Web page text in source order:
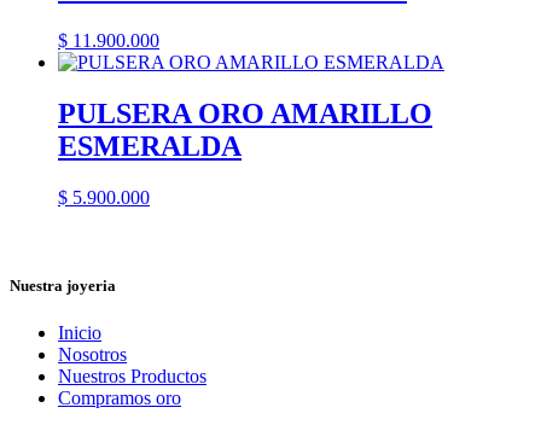
$ 11.900.000
PULSERA ORO AMARILLO
ESMERALDA
$ 5.900.000
Nuestra joyeria
Inicio
Nosotros
Nuestros Productos
Compramos oro